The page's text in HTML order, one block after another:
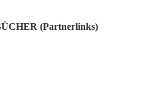
(Partnerlinks)